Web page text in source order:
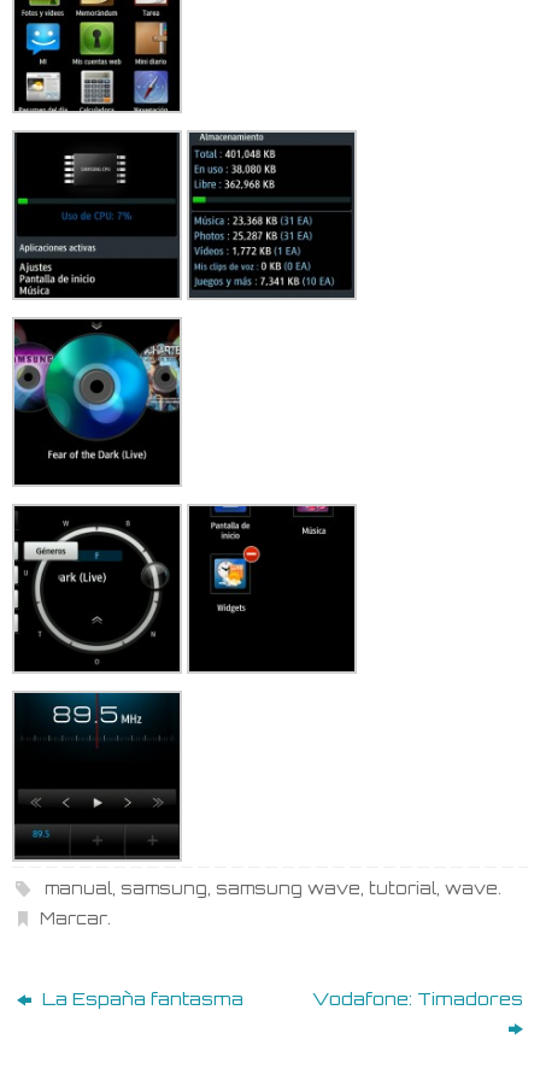
manual, samsung, samsung wave, tutorial, wave.
Marcar.
La España fantasma Vodafone: Timadores